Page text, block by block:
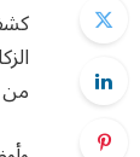
من عام 2025 مبلغ 93.7